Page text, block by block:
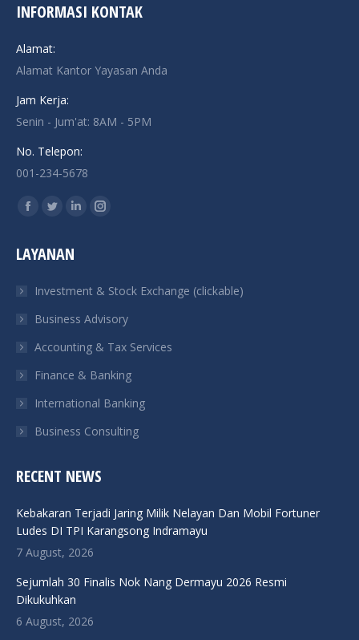
INFORMASI KONTAK
Alamat:
Alamat Kantor Yayasan Anda
Jam Kerja:
Senin - Jum'at: 8AM - 5PM
No. Telepon:
001-234-5678
Find us on:
Facebook
opens
new
window
Twitter
opens
new
window
Linkedin
new
window
Instagram
new
window
LAYANAN
Investment & Stock Exchange (clickable)
Business Advisory
Accounting & Tax Services
Finance & Banking
International Banking
Business Consulting
RECENT NEWS
Kebakaran Terjadi Jaring Milik Nelayan Dan Mobil Fortuner
Ludes DI TPI Karangsong Indramayu
7 August, 2026
Sejumlah 30 Finalis Nok Nang Dermayu 2026 Resmi
Dikukuhkan
6 August, 2026